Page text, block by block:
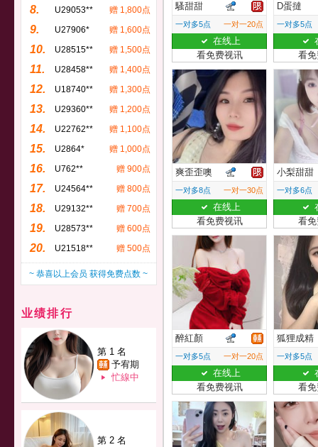
8. U29053** 赠 1,800点
9. U27906* 赠 1,600点
10. U28515** 赠 1,500点
11. U28458** 赠 1,400点
12. U18740** 赠 1,300点
13. U29360** 赠 1,200点
14. U22762** 赠 1,100点
15. U2864* 赠 1,000点
16. U762** 赠 900点
17. U24564** 赠 800点
18. U29132** 赠 700点
19. U28573** 赠 600点
20. U21518** 赠 500点
~ 恭喜以上会员 获得免费点数 ~
业绩排行
第 1 名
予宥期
忙線中
第 2 名
騷甜甜
一对多5点 一对一20点
在线上
看免费视讯
D蛋撻
一对多5点
看
爽歪歪噢
一对多8点 一对一30点
在线上
看免费视讯
小梨甜甜
一对多6点
看
醉紅顏
一对多5点 一对一20点
在线上
看免费视讯
狐狸成精
一对多5点
看